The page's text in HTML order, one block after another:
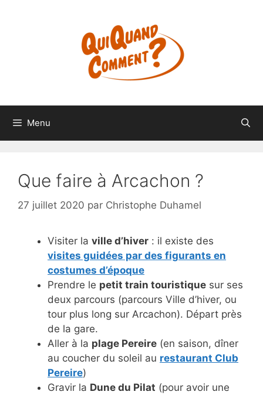
Menu
Que faire à Arcachon ?
27 juillet 2020 par Christophe Duhamel
Visiter la ville d’hiver : il existe des
visites guidées par des figurants en
costumes d’époque
Prendre le petit train touristique sur ses
deux parcours (parcours Ville d’hiver, ou
tour plus long sur Arcachon). Départ près
de la gare.
Aller à la plage Pereire (en saison, dîner
au coucher du soleil au restaurant Club
Pereire)
Gravir la Dune du Pilat (pour avoir une